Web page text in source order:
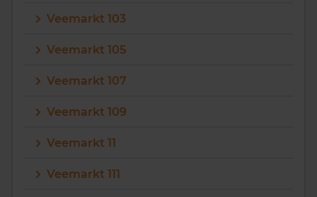
Maandag t/m vrijdag - 08:00 -18:00
Veemarkt 103
Veemarkt 105
Veemarkt 107
Veemarkt 109
Veemarkt 11
Veemarkt 111